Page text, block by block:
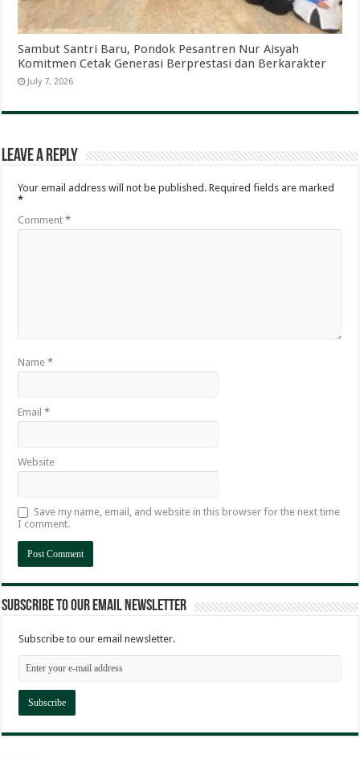
Sambut Santri Baru, Pondok Pesantren Nur Aisyah
Komitmen Cetak Generasi Berprestasi dan Berkarakter
July 7, 2026
Leave a Reply
Your email address will not be published. Required fields are marked
*
Comment*
Name*
Email*
Website
Save my name, email, and website in this browser for the next time
I comment.
Subscribe to our email newsletter
Subscribe to our email newsletter.